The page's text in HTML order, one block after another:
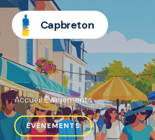
Capbreton
Accueil·Événements
ÉVÉNEMENTS